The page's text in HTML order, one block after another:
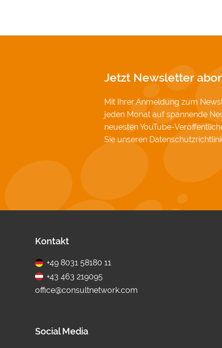
Jetzt Newsletter
Mit Ihrer Anmeldung zum
jeden Monat auf spannende
neuesten YouTube-
Sie unseren
Fußbereich
Kontakt
+49 8031 58180 11
+43 463 219095
office@consultnetwork.com
Social Media